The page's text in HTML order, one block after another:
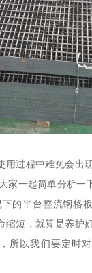
用过程中难免会出
家一起简单分析一
的平台整流钢格
缩短，就算是养护
所以我们要定时